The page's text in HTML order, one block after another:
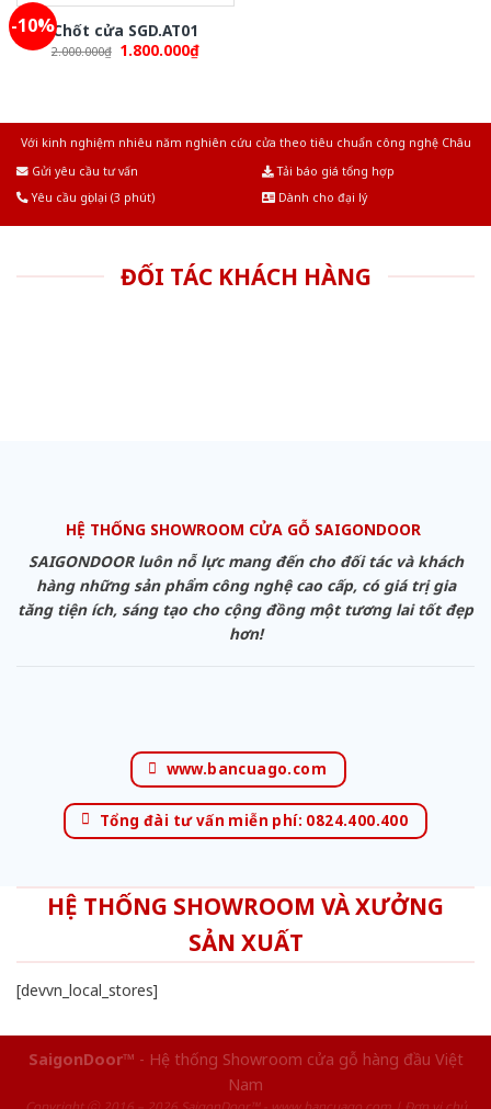
-10%Chốt cửa SGD.AT01
2.000.000₫ Original
1.800.000₫Current
Với kinh nghiệm nhiêu năm nghiên cứu cửa theo tiêu chuẩn công nghệ Châu
Gửi yêu cầu tư vấn
Tải báo giá tổng hợp
Yêu cầu gọi lại (3 phút)
Dành cho đại lý
ĐỐI TÁC KHÁCH HÀNG
HỆ THỐNG SHOWROOM CỬA GỖ SAIGONDOOR
SAIGONDOOR luôn nỗ lực mang đến cho đối tác và khách
hàng những sản phẩm công nghệ cao cấp, có giá trị gia
tăng tiện ích, sáng tạo cho cộng đồng một tương lai tốt đẹp
hơn!
www.bancuago.com
Tổng đài tư vấn miễn phí: 0824.400.400
HỆ THỐNG SHOWROOM VÀ XƯỞNG
SẢN XUẤT
[devvn_local_stores]
SaigonDoor™ - Hệ thống Showroom cửa gỗ hàng đầu Việt
Nam